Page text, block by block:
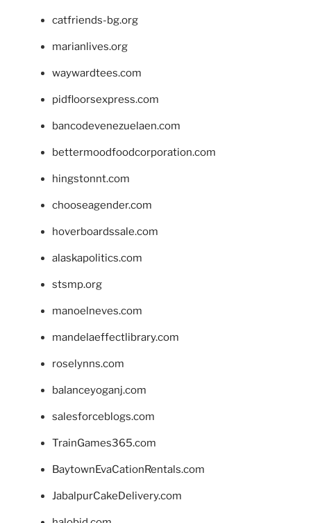
catfriends-bg.org
marianlives.org
waywardtees.com
pidfloorsexpress.com
bancodevenezuelaen.com
bettermoodfoodcorporation.com
hingstonnt.com
chooseagender.com
hoverboardssale.com
alaskapolitics.com
stsmp.org
manoelneves.com
mandelaeffectlibrary.com
roselynns.com
balanceyoganj.com
salesforceblogs.com
TrainGames365.com
BaytownEvaCationRentals.com
JabalpurCakeDelivery.com